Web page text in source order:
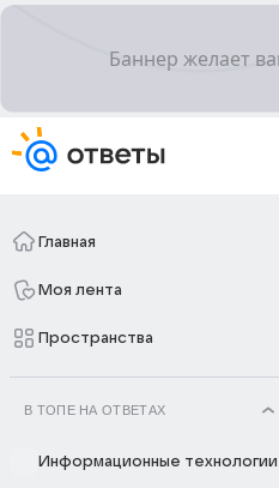
Главная
Моя лента
Пространства
В ТОПЕ НА ОТВЕТАХ
Информационные технологии